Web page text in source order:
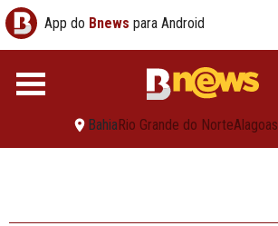
App do Bnews para Android
BahiaRio Grande do NorteAlagoas